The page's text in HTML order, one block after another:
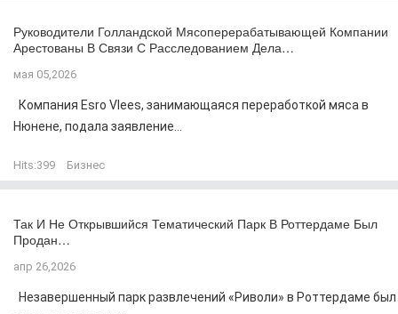
Руководители Голландской Мясоперерабатывающей Компании
Арестованы В Связи С Расследованием Дела…
мая 05,2026
Компания Esro Vlees, занимающаяся переработкой мяса в
Нюнене, подала заявление...
Hits:399 Бизнес
Так И Не Открывшийся Тематический Парк В Роттердаме Был
Продан…
апр 26,2026
Незавершенный парк развлечений «Риволи» в Роттердаме был